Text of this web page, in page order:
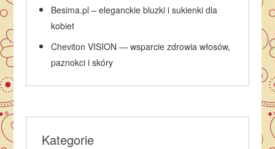
Besima.pl – eleganckie bluzki i sukienki dla
kobiet
Cheviton VISION — wsparcie zdrowia włosów,
paznokci i skóry
Kategorie